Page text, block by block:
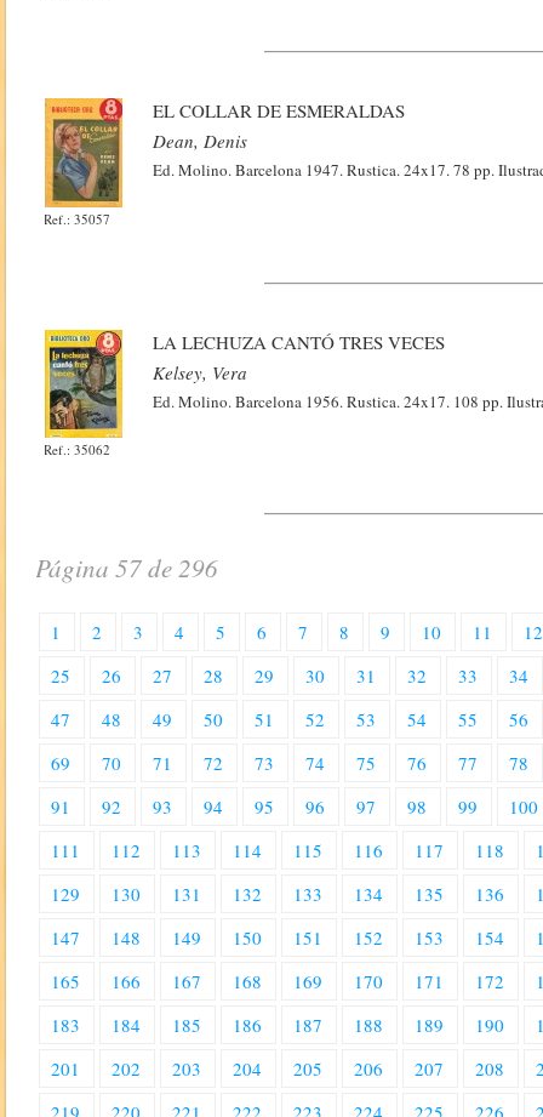
Ref.: 35057
EL COLLAR DE ESMERALDAS
Dean, Denis
Ed. Molino. Barcelona 1947. Rustica. 24x17. 78 pp.
Ref.: 35062
LA LECHUZA CANTÓ TRES VECES
Kelsey, Vera
Ed. Molino. Barcelona 1956. Rustica. 24x17. 108 pp.
Página 57 de 296
1 2 3 4 5 6 7 8 9 10 11
12
25
26 27 28 29 30 31 32 33
34
47
48 49 50 51 52 53 54 55
56
69
70 71 72 73 74 75 76 77
78
91
92 93 94 95 96 97 98 99
100
111
112 113 114 115 116 117 118
129
130 131 132 133 134 135 136
147
148 149 150 151 152 153 154
165
166 167 168 169 170 171 172
183
184 185 186 187 188 189 190
201
202 203 204 205 206 207 208
219
220 221 222 223 224 225 226